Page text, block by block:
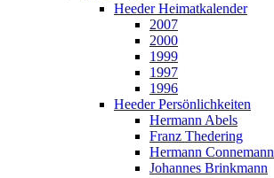
Heeder Heimatkalender
2007
2000
1999
1997
1996
Heeder Persönlichkeiten
Hermann Abels
Franz Thedering
Hermann Connemann
Johannes Brinkmann